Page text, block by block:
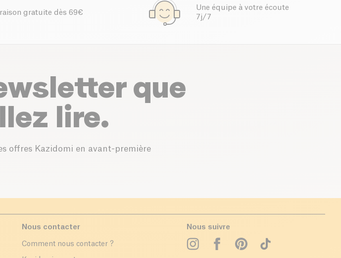
gratuite dès 69€
Une équipe à votre écoute
7j/7
que
lire.
offres Kazidomi en avant-première
Nous contacter
Comment nous contacter ?
Nous suivre